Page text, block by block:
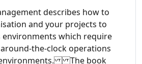
describes how to
and your projects to
environments which require
the-clock operations
environments. The book